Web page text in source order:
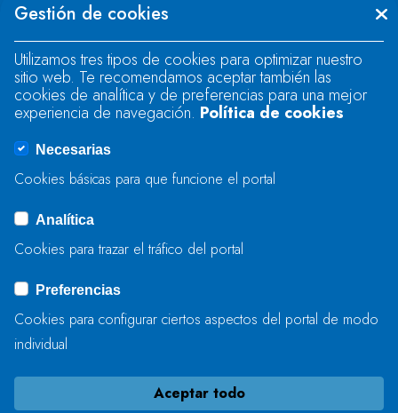
"text".
Se produjo un error al cargar el campo
"text".
Se produjo un error al cargar el campo
ENVIAR
Gestión de cookies
Utilizamos tres tipos de cookies para optimizar nuestro
sitio web. Te recomendamos aceptar también las
cookies de analítica y de preferencias para una mejor
experiencia de navegación. Política de cookies
Necesarias
Cookies básicas para que funcione el portal
Analítica
Cookies para trazar el tráfico del portal
Preferencias
Cookies para configurar ciertos aspectos del portal de modo
individual
Aceptar todo